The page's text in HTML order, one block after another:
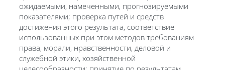
ожидаемыми, намеченными, прогнозируемыми
показателями; проверка путей и средств
достижения этого результата, соответствие
использованных при этом методов требованиям
права, морали, нравственности, деловой и
служебной этики, хозяйственной